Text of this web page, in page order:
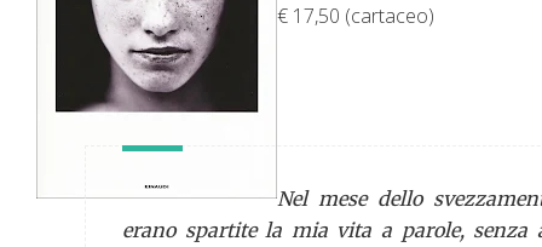
€ 17,50 (cartaceo)
Nel mese dello
erano spartite la mia vita a parole, senza